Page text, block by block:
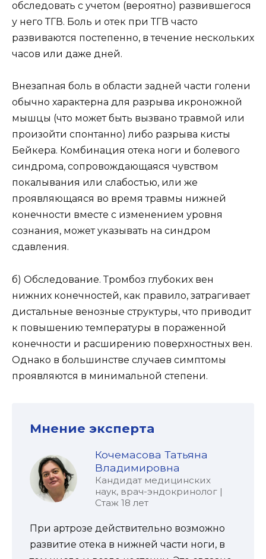
обследовать с учетом (вероятно) развившегося
у него ТГВ. Боль и отек при ТГВ часто
развиваются постепенно, в течение нескольких
часов или даже дней.
Внезапная боль в области задней части голени
обычно характерна для разрыва икроножной
мышцы (что может быть вызвано травмой или
произойти спонтанно) либо разрыва кисты
Бейкера. Комбинация отека ноги и болевого
синдрома, сопровождающаяся чувством
покалывания или слабостью, или же
проявляющаяся во время травмы нижней
конечности вместе с изменением уровня
сознания, может указывать на синдром
сдавления.
б) Обследование. Тромбоз глубоких вен
нижних конечностей, как правило, затрагивает
дистальные венозные структуры, что приводит
к повышению температуры в пораженной
конечности и расширению поверхностных вен.
Однако в большинстве случаев симптомы
проявляются в минимальной степени.
Мнение эксперта
Кочемасова Татьяна
Владимировна
Кандидат медицинских
наук, врач-эндокринолог |
Стаж 18 лет
При артрозе действительно возможно
развитие отека в нижней части ноги, в